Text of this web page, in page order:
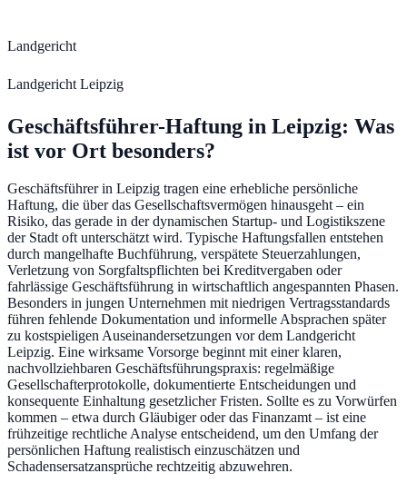
Landgericht
Landgericht Leipzig
Geschäftsführer-Haftung in Leipzig: Was
ist vor Ort besonders?
Geschäftsführer in Leipzig tragen eine erhebliche persönliche
Haftung, die über das Gesellschaftsvermögen hinausgeht – ein
Risiko, das gerade in der dynamischen Startup- und Logistikszene
der Stadt oft unterschätzt wird. Typische Haftungsfallen entstehen
durch mangelhafte Buchführung, verspätete Steuerzahlungen,
Verletzung von Sorgfaltspflichten bei Kreditvergaben oder
fahrlässige Geschäftsführung in wirtschaftlich angespannten Phasen.
Besonders in jungen Unternehmen mit niedrigen Vertragsstandards
führen fehlende Dokumentation und informelle Absprachen später
zu kostspieligen Auseinandersetzungen vor dem Landgericht
Leipzig. Eine wirksame Vorsorge beginnt mit einer klaren,
nachvollziehbaren Geschäftsführungspraxis: regelmäßige
Gesellschafterprotokolle, dokumentierte Entscheidungen und
konsequente Einhaltung gesetzlicher Fristen. Sollte es zu Vorwürfen
kommen – etwa durch Gläubiger oder das Finanzamt – ist eine
frühzeitige rechtliche Analyse entscheidend, um den Umfang der
persönlichen Haftung realistisch einzuschätzen und
Schadensersatzansprüche rechtzeitig abzuwehren.